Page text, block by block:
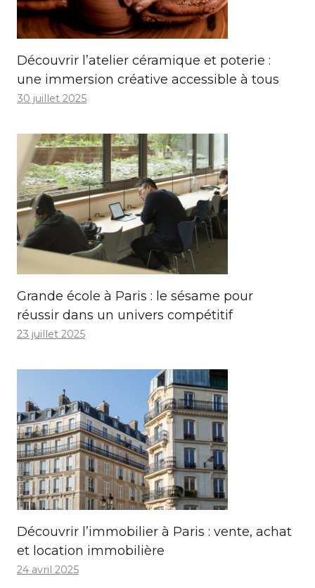
Découvrir l’atelier céramique et poterie :
une immersion créative accessible à tous
30 juillet 2025
Grande école à Paris : le sésame pour
réussir dans un univers compétitif
23 juillet 2025
Découvrir l’immobilier à Paris : vente, achat
et location immobilière
24 avril 2025